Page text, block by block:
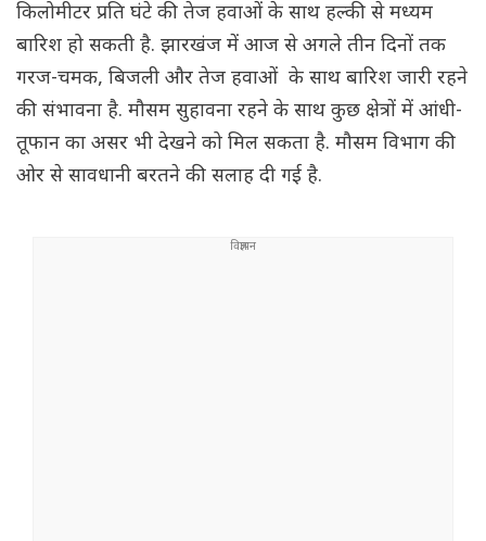
किलोमीटर प्रति घंटे की तेज हवाओं के साथ हल्की से मध्यम
बारिश हो सकती है. झारखंज में आज से अगले तीन दिनों तक
गरज-चमक, बिजली और तेज हवाओं के साथ बारिश जारी रहने
की संभावना है. मौसम सुहावना रहने के साथ कुछ क्षेत्रों में आंधी-
तूफान का असर भी देखने को मिल सकता है. मौसम विभाग की
ओर से सावधानी बरतने की सलाह दी गई है.